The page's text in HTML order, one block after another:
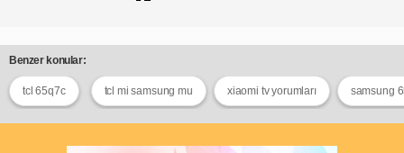
Benzer konular:
tcl 65q7c tcl mi samsung mu xiaomi tv yorumları samsung